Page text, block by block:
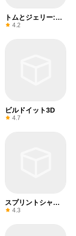
トムとジェリー:チ
ェイスチェイス
4.2
ビルドイット3D
4.7
スプリントシャウ
ト 4.3